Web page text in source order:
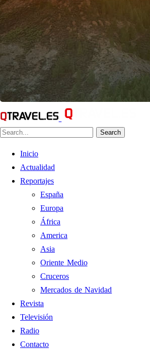
Search
Inicio
Actualidad
Reportajes
España
Europa
África
America
Asia
Oriente Medio
Cruceros
Mercados de Navidad
Revista
Televisión
Radio
Contacto